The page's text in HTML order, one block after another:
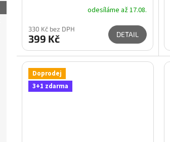
odesíláme až 17.08.
330 Kč bez DPH
399 Kč DETAIL
Doprodej
3+1 zdarma